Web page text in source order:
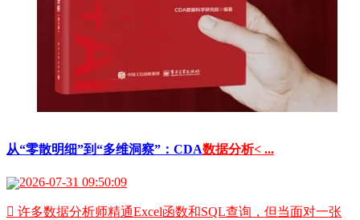
从“零散明细”到“多维洞察”：CDA数据分析< ...
2026-07-31 09:50:09
 许多数据分析师精通Excel函数和SQL查询，但当面对一张